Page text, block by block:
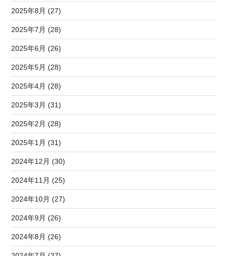
2025年8月 (27)
2025年7月 (28)
2025年6月 (26)
2025年5月 (28)
2025年4月 (28)
2025年3月 (31)
2025年2月 (28)
2025年1月 (31)
2024年12月 (30)
2024年11月 (25)
2024年10月 (27)
2024年9月 (26)
2024年8月 (26)